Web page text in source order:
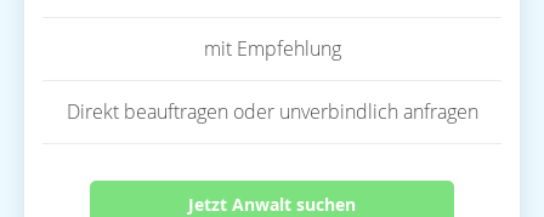
mit Empfehlung
Direkt beauftragen oder unverbindlich anfragen
Jetzt Anwalt suchen